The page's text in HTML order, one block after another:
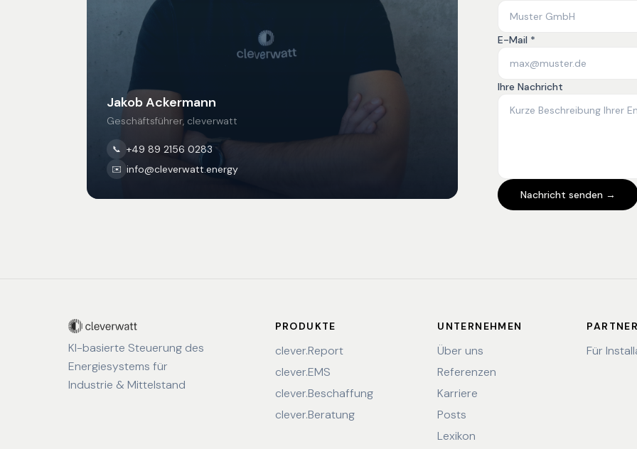
Jakob Ackermann
Geschäftsführer, cleverwatt
📞 +49 89 2156 0283
✉️ info@cleverwatt.energy
E-Mail *
Ihre Nachricht
Nachricht senden →
KI-basierte Steuerung des
Energiesystems für
Industrie & Mittelstand
PRODUKTE
clever.Report
clever.EMS
clever.Beschaffung
clever.Beratung
UNTERNEHMEN
Über uns
Referenzen
Karriere
Posts
Lexikon
Für